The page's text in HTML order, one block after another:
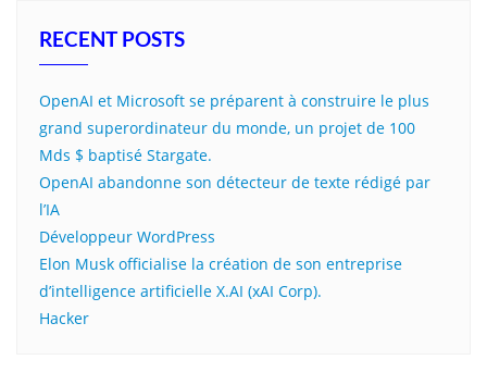
RECENT POSTS
OpenAI et Microsoft se préparent à construire le plus
grand superordinateur du monde, un projet de 100
Mds $ baptisé Stargate.
OpenAI abandonne son détecteur de texte rédigé par
l’IA
Développeur WordPress
Elon Musk officialise la création de son entreprise
d’intelligence artificielle X.AI (xAI Corp).
Hacker